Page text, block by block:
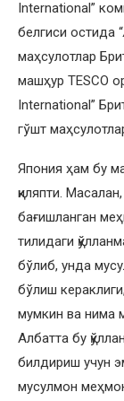
International”
белгиси остида “
маҳсулотлар
машҳур TESCO
International”
гўшт
Япония ҳам бу
қиляпти.
бағишланган
тилидаги
бўлиб, унда
бўлиш
мумкин ва нима
Албатта бу
билдириш учун
мусулмон